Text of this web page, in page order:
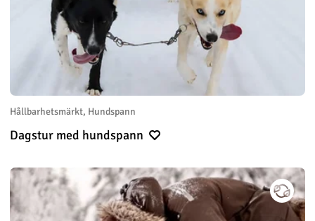
Hållbarhetsmärkt, Hundspann
Dagstur med hundspann